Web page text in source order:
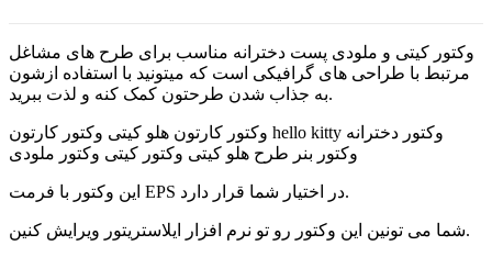
وکتور کیتی و ملودی پست دخترانه مناسب برای طرح های مشاغل
مرتبط با طراحی های گرافیکی است که میتونید با استفاده ازشون
به جذاب شدن طرحتون کمک کنه و لذت ببرید.
وکتور کارتون هلو کیتی وکتور کارتون hello kitty وکتور دخترانه
وکتور بنر طرح هلو کیتی وکتور کیتی وکتور ملودی
این وکتور با فرمت EPS در اختیار شما قرار دارد.
شما می تونین این وکتور رو تو نرم افزار ایلاستریتور ویرایش کنین.